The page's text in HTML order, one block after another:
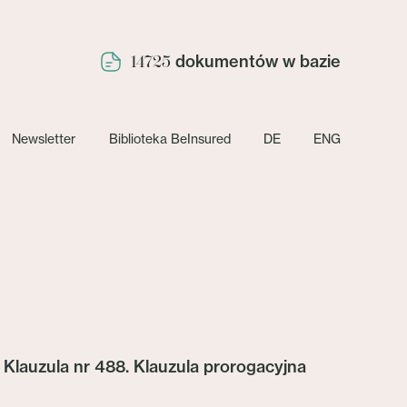
14725 dokumentów w bazie
Newsletter Biblioteka BeInsured DE ENG
Klauzula nr 488. Klauzula prorogacyjna